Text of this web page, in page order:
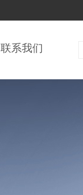
联系我们